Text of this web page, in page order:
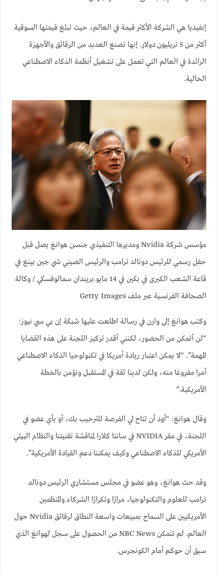
إنفيديا هي الشركة الأكثر قيمة في العالم، حيث تبلغ قيمتها السوقية
أكثر من 5 تريليون دولار. إنها تصنع العديد من الرقائق والأجهزة
الرائدة في العالم التي تعمل على تشغيل أنظمة الذكاء الاصطناعي
الحالية.
مؤسس شركة Nvidia ومديرها التنفيذي جنسن هوانغ يصل قبل
حفل رسمي للرئيس دونالد ترامب والرئيس الصيني شي جين بينغ في
قاعة الشعب الكبرى في بكين في 14 مايو.
بريندان سمالوفسكي / وكالة
الصحافة الفرنسية عبر ملف Getty Images
وكتب هوانغ إلى وارن في رسالة اطلعت عليها شبكة إن بي سي نيوز:
“لن أتمكن من الحضور، لكنني أقدر تركيز اللجنة على هذه القضايا
المهمة”. “لا يمكن اعتبار ريادة أمريكا في تكنولوجيا الذكاء الاصطناعي
أمرا مفروغا منه، ولكن لدينا ثقة في المستقبل ونؤمن بالخطة
الأمريكية.”
وقال هوانغ: “أود أن تتاح لي الفرصة للترحيب بك، أو بأي عضو في
اللجنة، في مقر NVIDIA في سانتا كلارا لمناقشة تقنيتنا والنظام البيئي
الأمريكي للذكاء الاصطناعي وكيف يمكننا دعم القيادة الأمريكية”.
وقد حث هوانغ، وهو عضو في مجلس مستشاري الرئيس دونالد
ترامب للعلوم والتكنولوجيا، مرارًا وتكرارًا الشركاء والمنظمين
الأمريكيين على السماح بمبيعات واسعة النطاق لرقائق Nvidia حول
العالم. لم تتمكن NBC News من الحصول على سجل لهوانغ الذي
سبق أن حوكم أمام الكونجرس.